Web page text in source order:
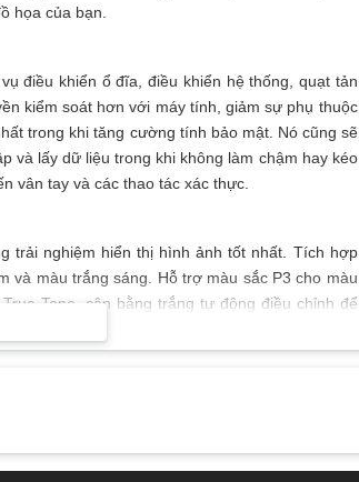
họa của bạn.
điều khiển ổ đĩa, điều khiển hệ thống, quạt tản
kiểm soát hơn với máy tính, giảm sự phụ thuộc
trong khi tăng cường tính bảo mật. Nó cũng sẽ
và lấy dữ liệu trong khi không làm chậm hay kéo
vân tay và các thao tác xác thực.
trải nghiệm hiển thị hình ảnh tốt nhất. Tích hợp
và màu trắng sáng. Hỗ trợ màu sắc P3 cho màu
Tone, cân bằng trắng tự động điều chỉnh để
xem tự nhiên hơn.
một điểm nhấn trong năm 2018 Apple đã nâng